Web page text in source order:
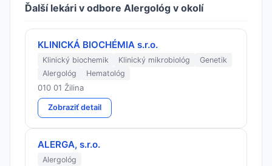
Ďalší lekári v odbore Alergológ v okolí
KLINICKÁ BIOCHÉMIA s.r.o.
Klinický biochemik Klinický mikrobiológ
Genetik
Alergológ
Hematológ
010 01 Žilina
Zobraziť detail
ALERGA, s.r.o.
Alergológ